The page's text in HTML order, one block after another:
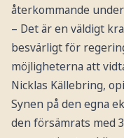
återkommande
– Det är en väldigt
besvärligt för
möjligheterna att
Nicklas Källebring,
Synen på den egna
den försämrats med